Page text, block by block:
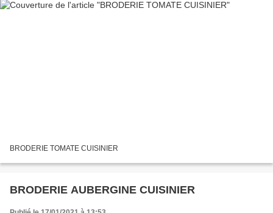
BRODERIE TOMATE CUISINIER
BRODERIE AUBERGINE CUISINIER